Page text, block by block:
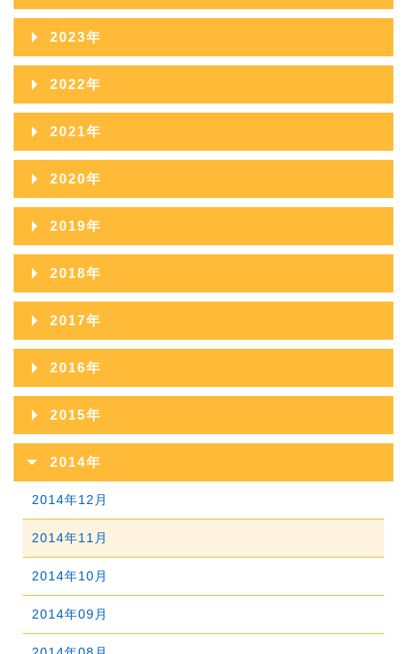
2026年06月
2026年05月
2026年04月
2026年03月
2026年02月
2026年01月
2025年11月
2025年10月
2025年09月
2025年08月
2025年07月
2025年06月
2025年05月
2025年03月
2025年02月
2025年01月
2024年12月
2024年11月
2024年10月
2024年09月
2024年08月
2024年07月
2024年06月
2024年05月
2024年03月
2024年02月
2024年01月
2023年
2023年12月
2023年11月
2023年10月
2023年09月
2023年08月
2023年07月
2023年06月
2023年05月
2023年03月
2023年02月
2023年01月
2022年
2022年12月
2022年11月
2022年10月
2022年09月
2022年08月
2022年07月
2022年06月
2022年05月
2022年03月
2022年02月
2022年01月
2021年
2021年12月
2021年11月
2021年10月
2021年09月
2021年08月
2021年07月
2021年06月
2021年05月
2020年
2020年12月
2020年11月
2020年10月
2020年09月
2020年08月
2020年07月
2020年06月
2020年05月
2020年04月
2020年03月
2020年02月
2020年01月
2019年
2019年12月
2019年11月
2019年10月
2019年09月
2019年08月
2019年07月
2019年06月
2019年05月
2019年04月
2019年03月
2019年02月
2018年
2018年12月
2018年11月
2018年10月
2018年09月
2018年08月
2018年07月
2018年06月
2018年05月
2018年04月
2017年
2017年12月
2017年11月
2017年10月
2017年09月
2017年08月
2017年07月
2017年06月
2017年05月
2016年
2016年12月
2016年11月
2016年10月
2016年09月
2016年08月
2016年07月
2016年06月
2015年
2015年12月
2014年
2014年12月
2014年11月
2014年10月
2014年09月